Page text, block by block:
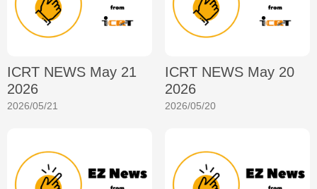
ICRT NEWS May 21
2026
2026/05/21
ICRT NEWS May 20
2026
2026/05/20